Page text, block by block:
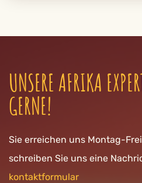
UNSERE AFRIKA
GERNE!
Sie erreichen uns Montag-
schreiben Sie uns eine
kontaktformular